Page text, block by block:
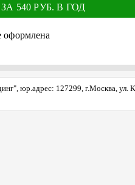
540 РУБ. В ГОД
оформлена
юр.адрес: 127299, г.Москва, ул.